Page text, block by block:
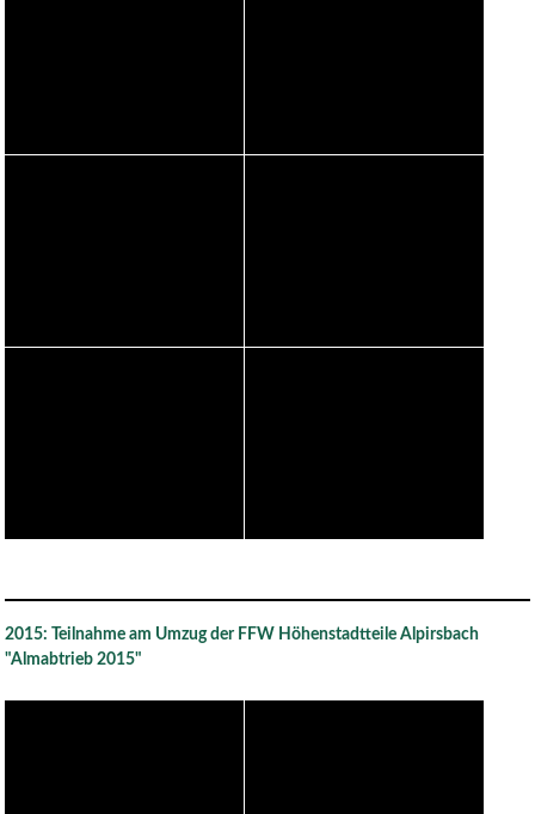
2015: Teilnahme am Umzug der FFW Höhenstadtteile Alpirsbach
"Almabtrieb 2015"